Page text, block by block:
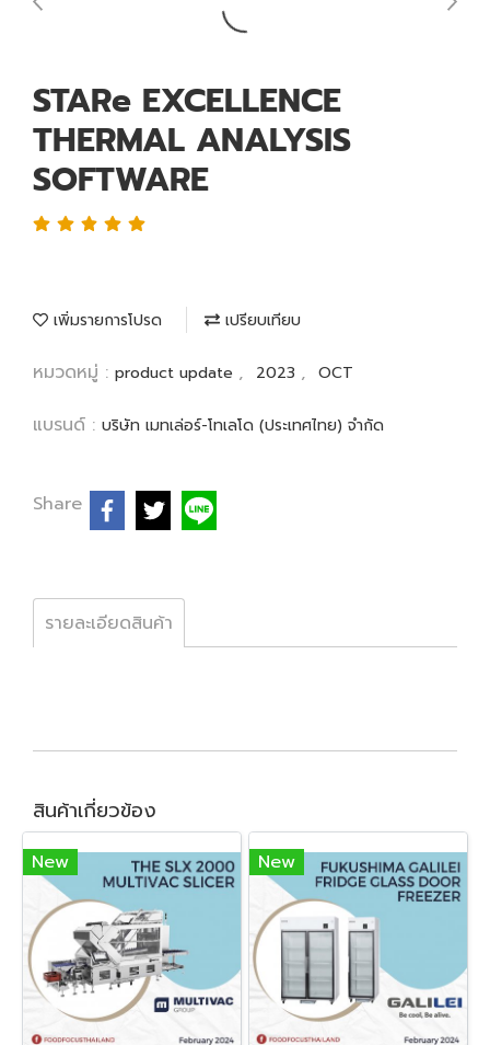
STARe EXCELLENCE
THERMAL ANALYSIS
SOFTWARE
เพิ่มรายการโปรด เปรียบเทียบ
หมวดหมู่ : product update , 2023 , OCT
แบรนด์ : บริษัท เมทเล่อร์-โทเลโด (ประเทศไทย) จำกัด
Share
รายละเอียดสินค้า
สินค้าเกี่ยวข้อง
New New